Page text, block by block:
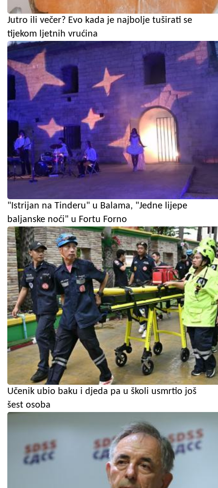
Jutro ili večer? Evo kada je najbolje tuširati se
tijekom ljetnih vrućina
"Istrijan na Tinderu" u Balama, "Jedne lijepe
baljanske noći" u Fortu Forno
Učenik ubio baku i djeda pa u školi usmrtio još
šest osoba